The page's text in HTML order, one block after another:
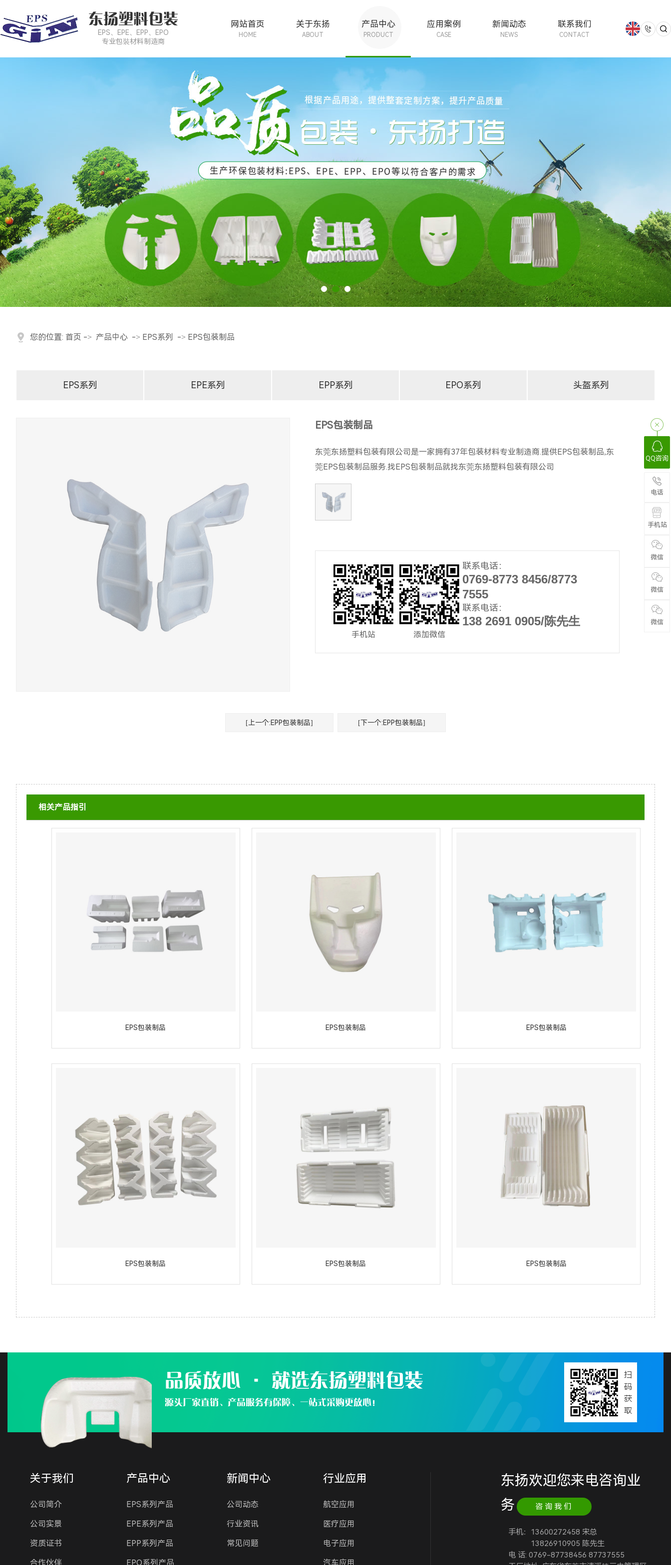
东扬塑料包装
EPS、EPE、EPP、EPO
专业包裝材料制造商
网站首页
HOME
关于东扬
ABOUT
产品中心
PRODUCT
应用案例
CASE
新闻动态
NEWS
联系我们
CONTACT
 
您的位置: 首页 -> 产品中心 -> EPS系列 -> EPS包装制品
EPS系列 EPE系列 EPP系列 EPO系列 头盔系列
EPS包装制品
东莞东扬塑料包装有限公司是一家拥有37年包装材料专业制造商.提供EPS包装制品,东
莞EPS包装制品服务.找EPS包装制品就找东莞东扬塑料包装有限公司
手机站 添加微信
联系电话：
0769-8773 8456/8773
7555
联系电话：
138 2691 0905/陈先生
[上一个:EPP包装制品] [下一个:EPP包装制品]
相关产品指引
EPS包装制品 EPS包装制品 EPS包装制品
EPS包装制品 EPS包装制品 EPS包装制品
品质放心 · 就选东扬塑料包装
源头厂家直销、产品服务有保障、一站式采购更放心！
关于我们
公司简介
公司实景
资质证书
合作伙伴
产品中心
EPS系列产品
EPE系列产品
EPP系列产品
EPO系列产品
新闻中心
公司动态
行业资讯
常见问题
行业应用
航空应用
医疗应用
电子应用
汽车应用
东扬欢迎您来电咨询业
务
咨询我们
手机：13600272458 宋总
13826910905 陈先生
电 话: 0769-87738456 87737555
QQ咨询
电话
手机站
微信
微信
微信